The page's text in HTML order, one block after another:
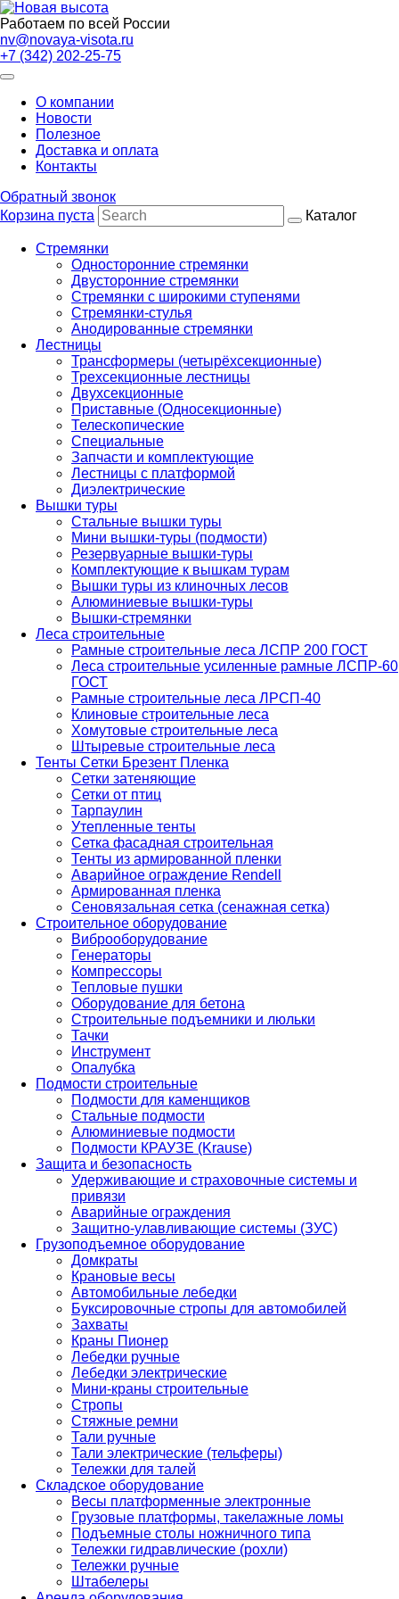
Работаем по всей России
nv@novaya-visota.ru
+7 (342) 202-25-75
О компании
Новости
Полезное
Доставка и оплата
Контакты
Обратный звонок
Корзина пуста
Каталог
Стремянки
Односторонние стремянки
Двусторонние стремянки
Стремянки с широкими ступенями
Стремянки-стулья
Анодированные стремянки
Лестницы
Трансформеры (четырёхсекционные)
Трехсекционные лестницы
Двухсекционные
Приставные (Односекционные)
Телескопические
Специальные
Запчасти и комплектующие
Лестницы с платформой
Диэлектрические
Вышки туры
Стальные вышки туры
Мини вышки-туры (подмости)
Резервуарные вышки-туры
Комплектующие к вышкам турам
Вышки туры из клиночных лесов
Алюминиевые вышки-туры
Вышки-стремянки
Леса строительные
Рамные строительные леса ЛСПР 200 ГОСТ
Леса строительные усиленные рамные ЛСПР-60
ГОСТ
Рамные строительные леса ЛРСП-40
Клиновые строительные леса
Хомутовые строительные леса
Штыревые строительные леса
Тенты Сетки Брезент Пленка
Сетки затеняющие
Сетки от птиц
Тарпаулин
Утепленные тенты
Сетка фасадная строительная
Тенты из армированной пленки
Аварийное ограждение Rendell
Армированная пленка
Сеновязальная сетка (сенажная сетка)
Строительное оборудование
Виброоборудование
Генераторы
Компрессоры
Тепловые пушки
Оборудование для бетона
Строительные подъемники и люльки
Тачки
Инструмент
Опалубка
Подмости строительные
Подмости для каменщиков
Стальные подмости
Алюминиевые подмости
Подмости КРАУЗЕ (Krause)
Защита и безопасность
Удерживающие и страховочные системы и
привязи
Аварийные ограждения
Защитно-улавливающие системы (ЗУС)
Грузоподъемное оборудование
Домкраты
Крановые весы
Автомобильные лебедки
Буксировочные стропы для автомобилей
Захваты
Краны Пионер
Лебедки ручные
Лебедки электрические
Мини-краны строительные
Стропы
Стяжные ремни
Тали ручные
Тали электрические (тельферы)
Тележки для талей
Складское оборудование
Весы платформенные электронные
Грузовые платформы, такелажные ломы
Подъемные столы ножничного типа
Тележки гидравлические (рохли)
Тележки ручные
Штабелеры